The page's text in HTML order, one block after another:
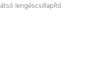
lengéscsillapító